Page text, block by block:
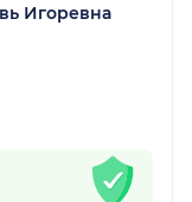
Игоревна